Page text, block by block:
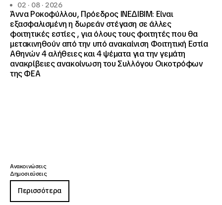
02 · 08 · 2026
Άννα Ροκοφύλλου, Πρόεδρος ΙΝΕΔΙΒΙΜ: Είναι
εξασφαλισμένη η δωρεάν στέγαση σε άλλες
φοιτητικές εστίες , για όλους τους φοιτητές που θα
μετακινηθούν από την υπό ανακαίνιση Φοιτητική Εστία
Αθηνών 4 αλήθειες και 4 ψέματα για την γεμάτη
ανακρίβειες ανακοίνωση του Συλλόγου Οικοτρόφων
της ΦΕΑ
Ανακοινώσεις
Δημοσιεύσεις
Περισσότερα